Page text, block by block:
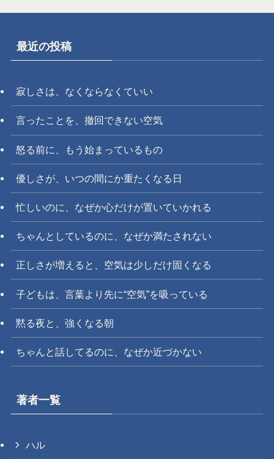
最近の投稿
寂しさは、なくならなくていい
言ったことを、撤回できない空気
怒る前に、もう始まっているもの
優しさが、いつの間にか重たくなる日
忙しいのに、なぜか心だけが置いていかれる
ちゃんとしているのに、なぜか満たされない
正しさが増えると、空気は少しだけ固くなる
子どもは、言葉より先に“空気”を吸っている
黙る夜と、強くなる朝
ちゃんと話してるのに、なぜか近づかない
著者一覧
ハル